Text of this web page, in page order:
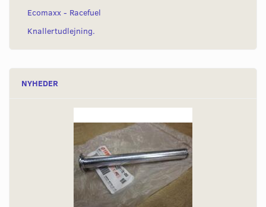
Ecomaxx - Racefuel
Knallertudlejning.
NYHEDER